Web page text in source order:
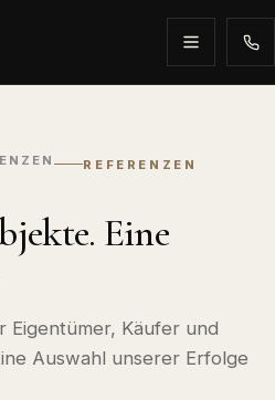
REFERENZEN
Eine
Eigentümer, Käufer und
Auswahl unserer Erfolge